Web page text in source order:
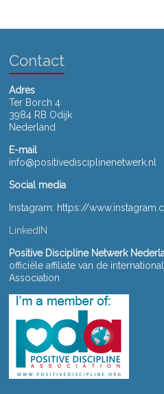
Contact
Adres
Ter Borch 4
3984 RB Odijk
Nederland
E-mail
info@positivedisciplinenetwerk.nl
Social media
Instagram: https://
LinkedIN
Positive Discipline Netwerk
officiële affiliate van de
Association